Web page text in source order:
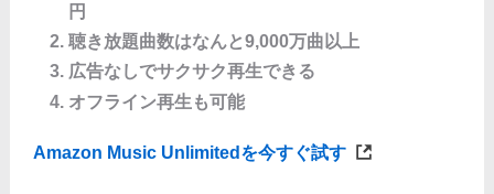
円
聴き放題曲数はなんと9,000万曲以上
広告なしでサクサク再生できる
オフライン再生も可能
Amazon Music Unlimitedを今すぐ試す